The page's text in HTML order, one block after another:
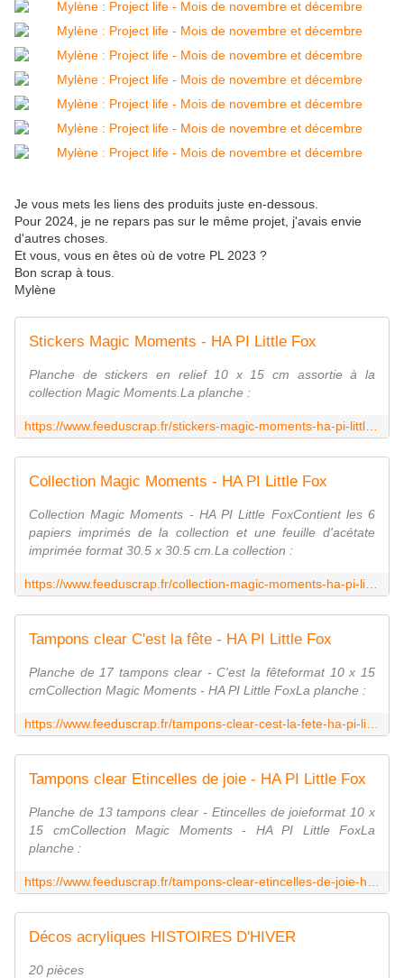
Je vous mets les liens des produits juste en-dessous.
Pour 2024, je ne repars pas sur le même projet, j'avais envie
d'autres choses.
Et vous, vous en êtes où de votre PL 2023 ?
Bon scrap à tous.
Mylène
Stickers Magic Moments - HA PI Little Fox
Planche de stickers en relief 10 x 15 cm assortie à la
collection Magic Moments.La planche :
Collection Magic Moments - HA PI Little Fox
Collection Magic Moments - HA PI Little FoxContient les 6
papiers imprimés de la collection et une feuille d'acétate
imprimée format 30.5 x 30.5 cm.La collection :
Tampons clear C'est la fête - HA PI Little Fox
Planche de 17 tampons clear - C'est la fêteformat 10 x 15
cmCollection Magic Moments - HA PI Little FoxLa planche :
Tampons clear Etincelles de joie - HA PI Little Fox
Planche de 13 tampons clear - Etincelles de joieformat 10 x
15 cmCollection Magic Moments - HA PI Little FoxLa
planche :
Décos acryliques HISTOIRES D'HIVER
20 pièces